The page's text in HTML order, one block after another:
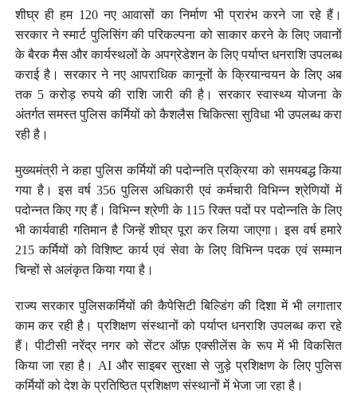
शीघ्र ही हम 120 नए आवासों का निर्माण भी प्रारंभ करने जा रहे हैं।
सरकार ने स्मार्ट पुलिसिंग की परिकल्पना को साकार करने के लिए जवानों
के बैरक मैस और कार्यस्थलों के अपग्रेडेशन के लिए पर्याप्त धनराशि उपलब्ध
कराई है। सरकार ने नए आपराधिक कानूनों के क्रियान्वयन के लिए अब
तक 5 करोड़ रुपये की राशि जारी की है। सरकार स्वास्थ्य योजना के
अंतर्गत समस्त पुलिस कर्मियों को कैशलैस चिकित्सा सुविधा भी उपलब्ध करा
रही है।
मुख्यमंत्री ने कहा पुलिस कर्मियों की पदोन्नति प्रक्रिया को समयबद्ध किया
गया है। इस वर्ष 356 पुलिस अधिकारी एवं कर्मचारी विभिन्न श्रेणियों में
पदोन्नत किए गए हैं। विभिन्न श्रेणी के 115 रिक्त पदों पर पदोन्नति के लिए
भी कार्यवाही गतिमान है जिन्हें शीघ्र पूरा कर लिया जाएगा। इस वर्ष हमारे
215 कर्मियों को विशिष्ट कार्य एवं सेवा के लिए विभिन्न पदक एवं सम्मान
चिन्हों से अलंकृत किया गया है।
राज्य सरकार पुलिसकर्मियों की कैपेसिटी बिल्डिंग की दिशा में भी लगातार
काम कर रही है। प्रशिक्षण संस्थानों को पर्याप्त धनराशि उपलब्ध करा रहे
हैं। पीटीसी नरेंद्र नगर को सेंटर ऑफ़ एक्सीलेंस के रूप में भी विकसित
किया जा रहा है। AI और साइबर सुरक्षा से जुड़े प्रशिक्षण के लिए पुलिस
कर्मियों को देश के प्रतिष्ठित प्रशिक्षण संस्थानों में भेजा जा रहा है।